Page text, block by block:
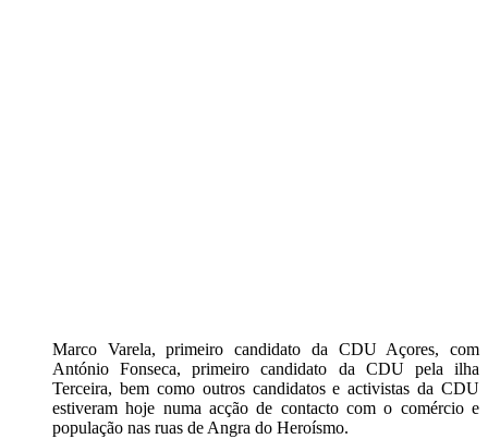
Marco Varela, primeiro candidato da CDU Açores, com
António Fonseca, primeiro candidato da CDU pela ilha
Terceira, bem como outros candidatos e activistas da CDU
estiveram hoje numa acção de contacto com o comércio e
população nas ruas de Angra do Heroísmo.